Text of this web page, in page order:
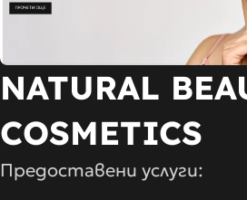
NATURAL
COSMETICS
Предоставени услуги: